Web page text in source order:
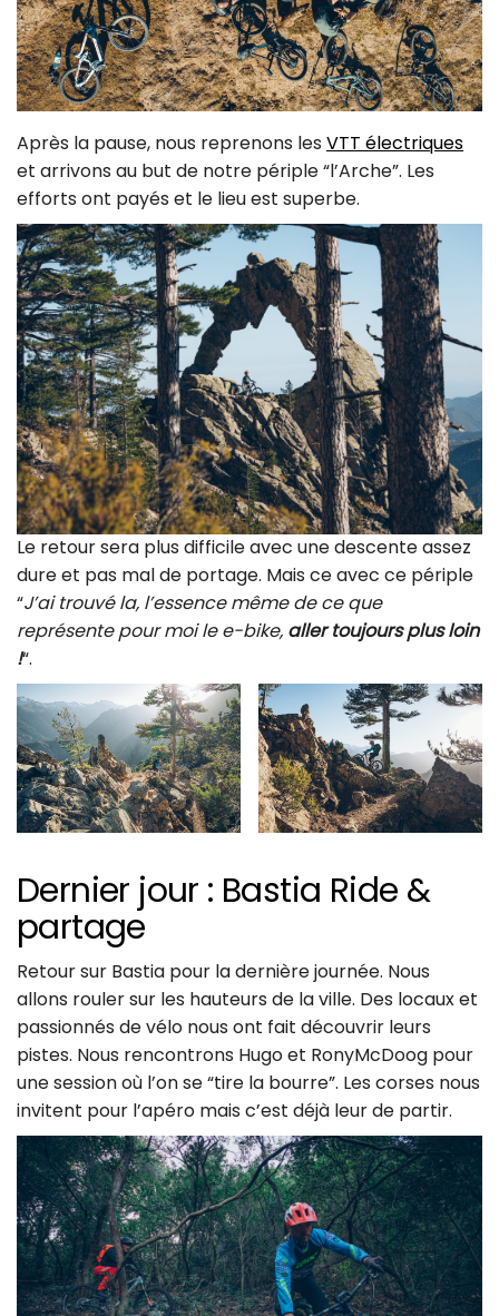
Après la pause, nous reprenons les VTT électriques
et arrivons au but de notre périple “l’Arche”. Les
efforts ont payés et le lieu est superbe.
Le retour sera plus difficile avec une descente assez
dure et pas mal de portage. Mais ce avec ce périple
“J’ai trouvé la, l’essence même de ce que
représente pour moi le e-bike, aller toujours plus loin
!“.
Dernier jour : Bastia Ride &
partage
Retour sur Bastia pour la dernière journée. Nous
allons rouler sur les hauteurs de la ville. Des locaux et
passionnés de vélo nous ont fait découvrir leurs
pistes. Nous rencontrons Hugo et RonyMcDoog pour
une session où l’on se “tire la bourre”. Les corses nous
invitent pour l’apéro mais c’est déjà leur de partir.